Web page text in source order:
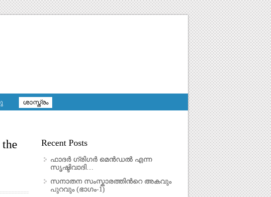
ശാസ്ത്രം
Recent Posts
ഫാദര്‍ ഗ്രിഗർ മെൻഡൽ എന്ന
സൃഷ്ടിവാദി…
സനാതന സംസ്കാരത്തിന്‍റെ അകവും
പുറവും (ഭാഗം-1)